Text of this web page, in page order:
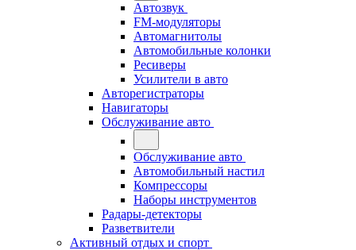
Автозвук
FM-модуляторы
Автомагнитолы
Автомобильные колонки
Ресиверы
Усилители в авто
Авторегистраторы
Навигаторы
Обслуживание авто
Обслуживание авто
Автомобильный настил
Компрессоры
Наборы инструментов
Радары-детекторы
Разветвители
Активный отдых и спорт